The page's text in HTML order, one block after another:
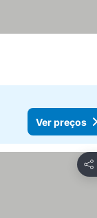
Ver preços